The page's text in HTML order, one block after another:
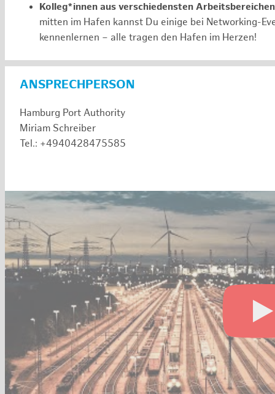
Kolleg*innen aus verschiedensten
mitten im Hafen kannst Du einige bei Networking-
kennenlernen – alle tragen den Hafen im Herzen!
ANSPRECHPERSON
Hamburg Port Authority
Miriam Schreiber
Tel.: +4940428475585